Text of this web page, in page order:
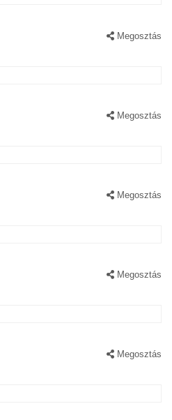
Megosztás
Megosztás
Megosztás
Megosztás
Megosztás